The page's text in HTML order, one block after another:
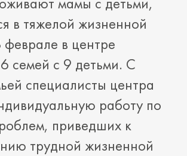
в тяжелой жизненной
феврале в центре
семей с 9 детьми. С
специалисты центра
работу по
приведших к
трудной жизненной